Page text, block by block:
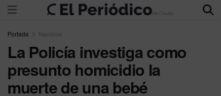
Portada Nacional
La Policía investiga como
presunto homicidio la
muerte de una bebé